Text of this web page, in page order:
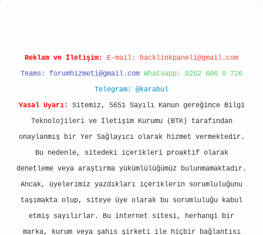
Reklam ve İletişim: E-mail: backlinkpaneli@gmail.com
Teams: forumhizmeti@gmail.com Whatsapp: 0262 606 0 726
Telegram: @karabul
Yasal Uyarı:
Sitemiz, 5651 Sayılı Kanun gereğince Bilgi
Teknolojileri ve İletişim Kurumu (BTK) tarafından
onaylanmış bir Yer Sağlayıcı olarak hizmet vermektedir.
Bu nedenle, sitedeki içerikleri proaktif olarak
denetleme veya araştırma yükümlülüğümüz bulunmamaktadır.
Ancak, üyelerimiz yazdıkları içeriklerin sorumluluğunu
taşımakta olup, siteye üye olarak bu sorumluluğu kabul
etmiş sayılırlar. Bu internet sitesi, herhangi bir
marka, kurum veya şahıs şirketi ile hiçbir bağlantısı